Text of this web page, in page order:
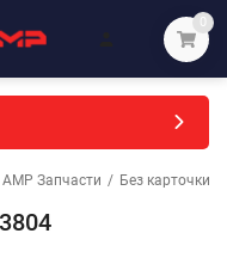
0
АМР Запчасти / Без карточки